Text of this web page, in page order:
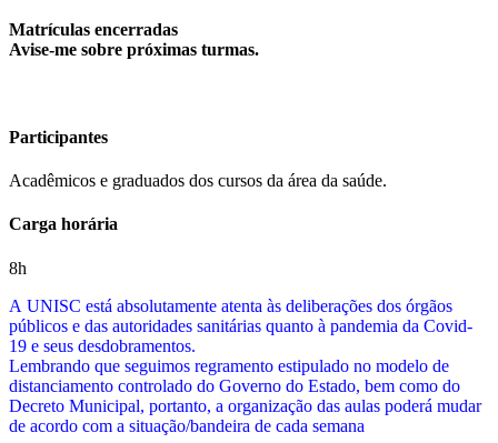
Matrículas encerradas
Avise-me sobre próximas turmas.
Participantes
Acadêmicos e graduados dos cursos da área da saúde.
Carga horária
8h
A UNISC está absolutamente atenta às deliberações dos órgãos
públicos e das autoridades sanitárias quanto à pandemia da Covid-
19 e seus desdobramentos.
Lembrando que seguimos regramento estipulado no modelo de
distanciamento controlado do Governo do Estado, bem como do
Decreto Municipal, portanto, a organização das aulas poderá mudar
de acordo com a situação/bandeira de cada semana